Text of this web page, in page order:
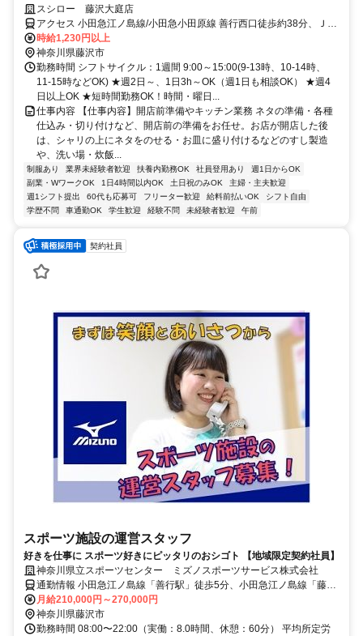
スシロー 藤沢大庭店
アクセス 小田急江ノ島線/小田急小田原線 善行西口徒歩約38分、ＪＲ
東海道本線 辻堂北口徒歩約41分、小田急江ノ島線/小田急小田原線 藤
沢本町徒歩約39分
時給1,230円以上
神奈川県藤沢市
勤務時間 シフトサイクル：1週間 9:00～15:00(9-13時、10-14時、
11-15時などOK) ★週2日～、1日3h～OK（週1日も相談OK） ★週4
日以上OK ★短時間勤務OK！時間・曜日...
仕事内容 【仕事内容】開店前準備やキッチン業務 ネタの準備・各種
仕込み・切り付けなど、開店前の準備をお任せ。お店が開店した後
は、シャリの上にネタをのせる・お皿に盛り付けるなどのすし製造
や、洗い場・炊飯...
制服あり 業界未経験者歓迎 扶養内勤務OK 社員登用あり
週1日からOK
副業・WワークOK
1日4時間以内OK 土日祝のみOK
主婦・主夫歓迎
週1シフト提出
60代も応募可 フリーター歓迎 給料前払いOK
シフト自由
学歴不問
車通勤OK 学生歓迎 経験不問 未経験者歓迎 午前
契約社員
スポーツ施設の運営スタッフ
好きを仕事に スポーツ好きにピッタリのおシゴト 【地域限定契約社員】
神奈川県立スポーツセンター ミズノスポーツサービス株式会社
通勤情報 小田急江ノ島線「善行駅」徒歩5分、小田急江ノ島線「藤沢
本町駅」徒歩20分
月給210,000円～270,000円
神奈川県藤沢市
勤務時間 08:00〜22:00（実働：8.0時間、休憩：60分） 平均所定労